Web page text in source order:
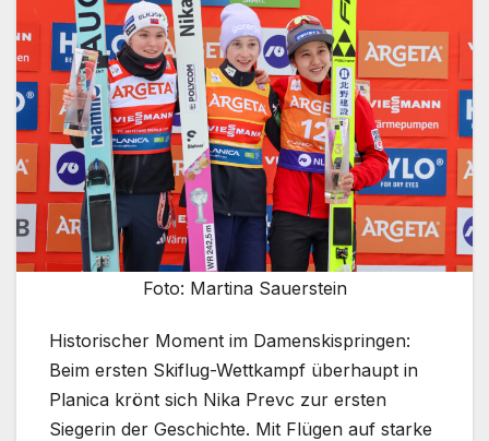
Foto: Martina Sauerstein
Historischer Moment im Damenskispringen:
Beim ersten Skiflug-Wettkampf überhaupt in
Planica krönt sich Nika Prevc zur ersten
Siegerin der Geschichte. Mit Flügen auf starke